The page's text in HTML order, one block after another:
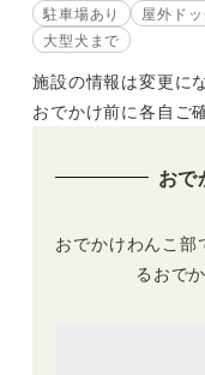
駐車場あり 屋外ド
大型犬まで
施設の情報は変更に
おでかけ前に各自ご
おで
おでかけわんこ部
るおで